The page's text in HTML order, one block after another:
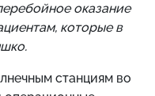
оказание
которые в
станциям во